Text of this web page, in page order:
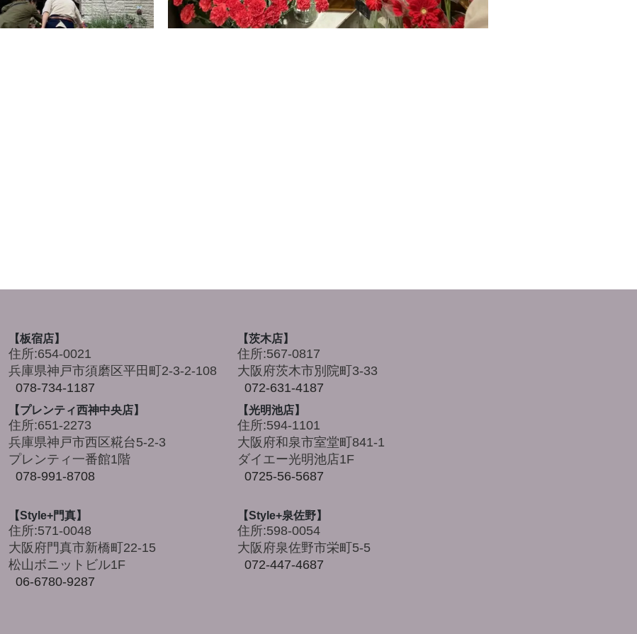
【板宿店】
住所:654-0021
兵庫県神戸市須磨区平田町2-3-2-108
078-734-1187
【茨木店】
住所:567-0817
大阪府茨木市別院町3-33
072-631-4187
【プレンティ西神中央店】
住所:651-2273
兵庫県神戸市西区糀台5-2-3
プレンティ一番館1階
078-991-8708
【光明池店】
住所:594-1101
大阪府和泉市室堂町841-1
ダイエー光明池店1F
0725-56-5687
【Style+門真】
住所:571-0048
大阪府門真市新橋町22-15
松山ボニットビル1F
06-6780-9287
【Style+泉佐野】
住所:598-0054
大阪府泉佐野市栄町5-5
072-447-4687